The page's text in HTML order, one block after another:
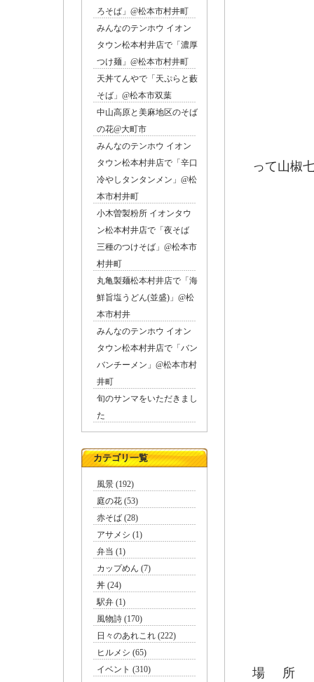
ろそば」@松本市村井町
みんなのテンホウ イオン
タウン松本村井店で「濃厚
つけ麺」@松本市村井町
天丼てんやで「天ぷらと藪
そば」@松本市双葉
中山高原と美麻地区のそば
の花@大町市
みんなのテンホウ イオン
タウン松本村井店で「辛口
冷やしタンタンメン」@松
本市村井町
小木曽製粉所 イオンタウ
ン松本村井店で「夜そば
三種のつけそば」@松本市
村井町
丸亀製麺松本村井店で「海
鮮旨塩うどん(並盛)」@松
本市村井
みんなのテンホウ イオン
タウン松本村井店で「バン
バンチーメン」@松本市村
井町
旬のサンマをいただきまし
た
カテゴリ一覧
風景 (192)
庭の花 (53)
赤そば (28)
アサメシ (1)
弁当 (1)
カップめん (7)
丼 (24)
駅弁 (1)
風物詩 (170)
日々のあれこれ (222)
ヒルメシ (65)
イベント (310)
って山椒
場 所 松